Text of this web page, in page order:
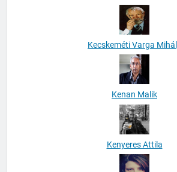
Karl Markus Gauss
Kecskeméti Varga Mihály
Kenan Malik
Kenyeres Attila